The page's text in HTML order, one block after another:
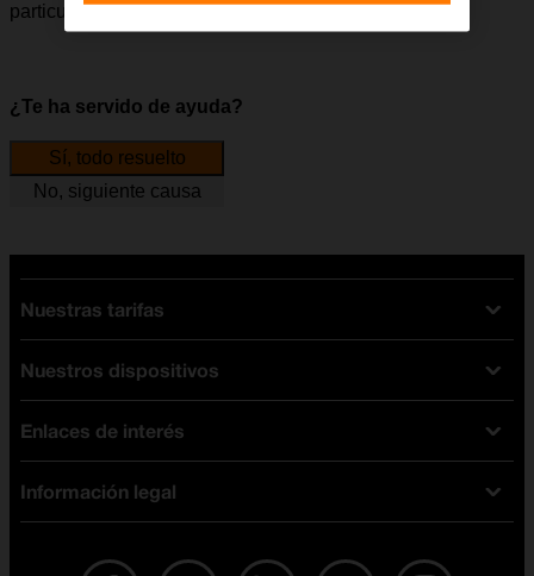
particular esté disponible en el país.
¿Te ha servido de ayuda?
Sí, todo resuelto
No, siguiente causa
Nuestras tarifas
Tarifas Orange
Tarifas fibra y móvil
Tarifas móviles
Tarifas internet y fibra
Tarifas de tarjeta prepago
Nuestros dispositivos
Ofertas en móviles
iPhone
PlayStation 5
Enlaces de interés
Test de velocidad
Buscador de tiendas
Live Shopping
Información legal
Aviso legal